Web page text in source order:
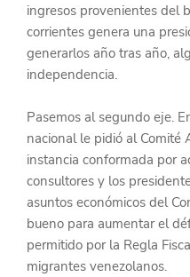
ingresos provenientes del
corrientes genera una
generarlos año tras año,
independencia.
Pasemos al segundo eje.
nacional le pidió al Comité
instancia conformada por
consultores y los
asuntos económicos del
bueno para aumentar el
permitido por la Regla
migrantes venezolanos.